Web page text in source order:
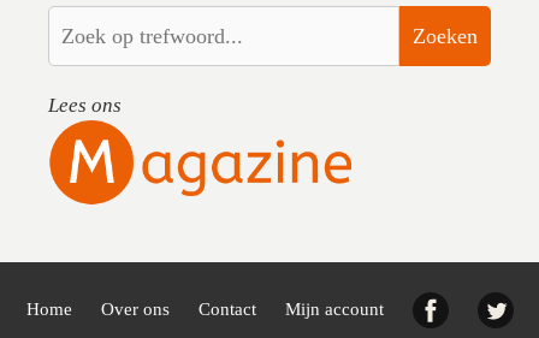
Zoeken
Lees ons
Home Over ons Contact Mijn account Facebook